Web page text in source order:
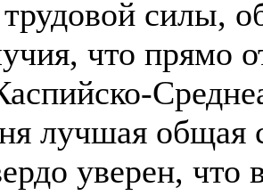
трудовой силы,
что прямо
лучшая общая
уверен, что